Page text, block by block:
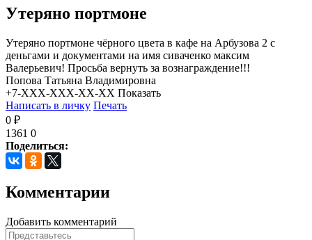
Утеряно портмоне
Утеряно портмоне чёрного цвета в кафе на Арбузова 2 с
деньгами и документами на имя сиваченко максим
Валерьевич! Просьба вернуть за вознаграждение!!!
Попова Татьяна Владимировна
+7-XXX-XXX-XX-XX Показать
Написать в личку Печать
0 ₽
1361 0
Поделиться:
Комментарии
Добавить комментарий